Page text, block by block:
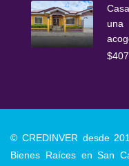
© CREDINVER desde
Bienes Raíces en San